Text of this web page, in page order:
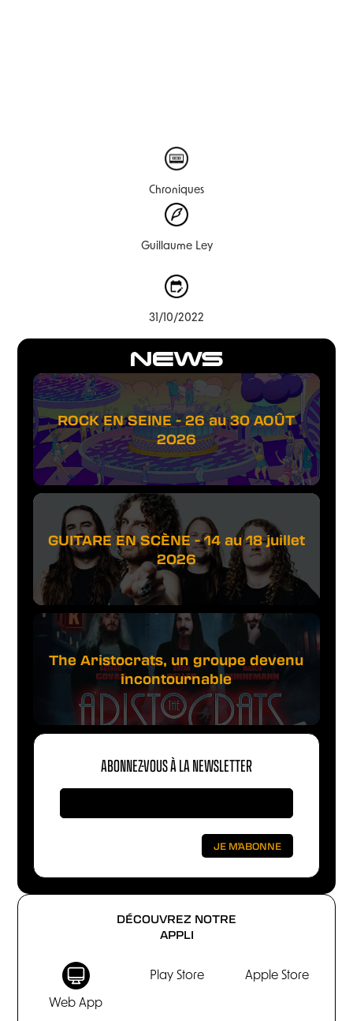
DÉCOUVREZ NOTRE
APPLI
Web App
Play Store Apple Store
NEWS
ROCK EN SEINE - 26 au 30 AOÛT
2026
GUITARE EN SCÈNE - 14 au 18 juillet
2026
The Aristocrats, un groupe devenu
incontournable
ABONNEZ-VOUS À LA NEWSLETTER
Chroniques
Guillaume Ley
31/10/2022